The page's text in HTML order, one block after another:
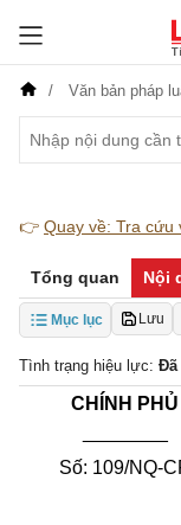
Văn bản pháp
👉 Quay về: Tra cứu
Tổng quan Nội
Mục lục Lưu
Tình trạng hiệu lực: Đã
CHÍNH PHỦ
Số: 109/NQ-